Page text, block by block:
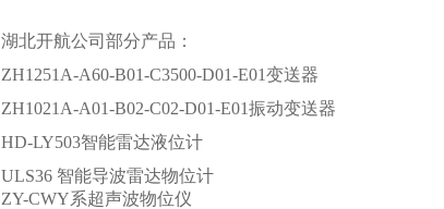
湖北开航公司部分产品：
ZH1251A-A60-B01-C3500-D01-E01变送器
ZH1021A-A01-B02-C02-D01-E01振动变送器
HD-LY503智能雷达液位计
ULS36 智能导波雷达物位计
ZY-CWY系超声波物位仪